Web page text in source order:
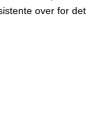
over for det